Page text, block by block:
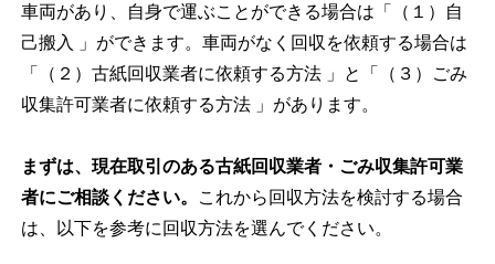
車両があり、自身で運ぶことができる場合は「（１）自
己搬入 」ができます。車両がなく回収を依頼する場合は
「（２）古紙回収業者に依頼する方法 」と「（３）ごみ
収集許可業者に依頼する方法 」があります。
まずは、現在取引のある古紙回収業者・ごみ収集許可業
者にご相談ください。
これから回収方法を検討する場合
は、以下を参考に回収方法を選んでください。